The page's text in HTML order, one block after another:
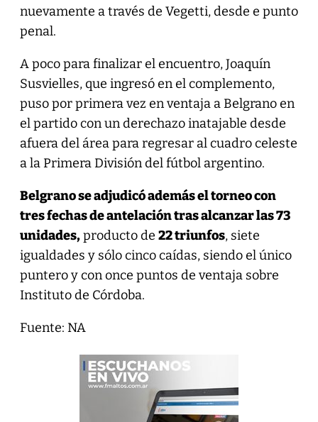
nuevamente a través de Vegetti, desde e punto
penal.
A poco para finalizar el encuentro, Joaquín
Susvielles, que ingresó en el complemento,
puso por primera vez en ventaja a Belgrano en
el partido con un derechazo inatajable desde
afuera del área para regresar al cuadro celeste
a la Primera División del fútbol argentino.
Belgrano se adjudicó además el torneo con
tres fechas de antelación tras alcanzar las 73
unidades,producto de 22 triunfos, siete
igualdades y sólo cinco caídas, siendo el único
puntero y con once puntos de ventaja sobre
Instituto de Córdoba.
Fuente: NA